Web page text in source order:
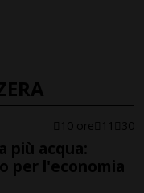
10 ore 11 30
più acqua:
per l'economia